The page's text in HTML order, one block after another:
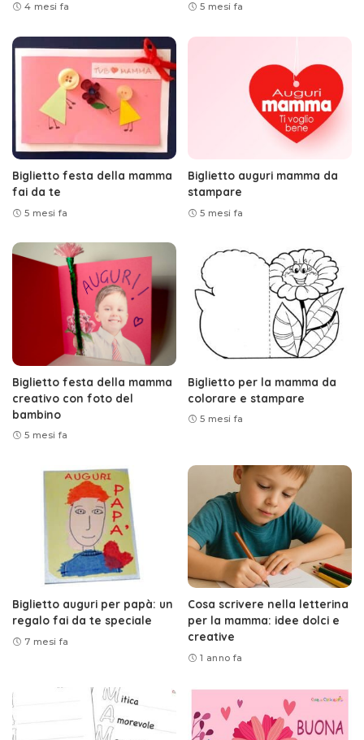
4 mesi fa 5 mesi fa
Biglietto festa della mamma
fai da te
5 mesi fa
Biglietto auguri mamma da
stampare
5 mesi fa
Biglietto festa della mamma
creativo con foto del
bambino
5 mesi fa
Biglietto per la mamma da
colorare e stampare
5 mesi fa
Biglietto auguri per papà: un
regalo fai da te speciale
7 mesi fa
Cosa scrivere nella letterina
per la mamma: idee dolci e
creative
1 anno fa